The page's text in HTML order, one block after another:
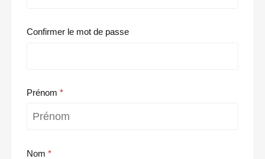
Confirmer le mot de passe
Prénom
Nom